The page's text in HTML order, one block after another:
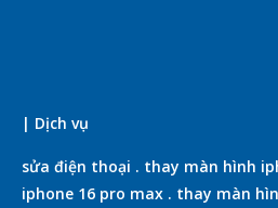
| Dịch vụ
sửa điện thoại . thay màn hình
iphone 16 pro max . thay màn